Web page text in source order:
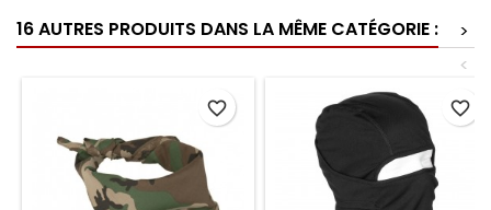
16 AUTRES PRODUITS DANS LA MÊME CATÉGORIE :
>
<
favorite_border favorite_border